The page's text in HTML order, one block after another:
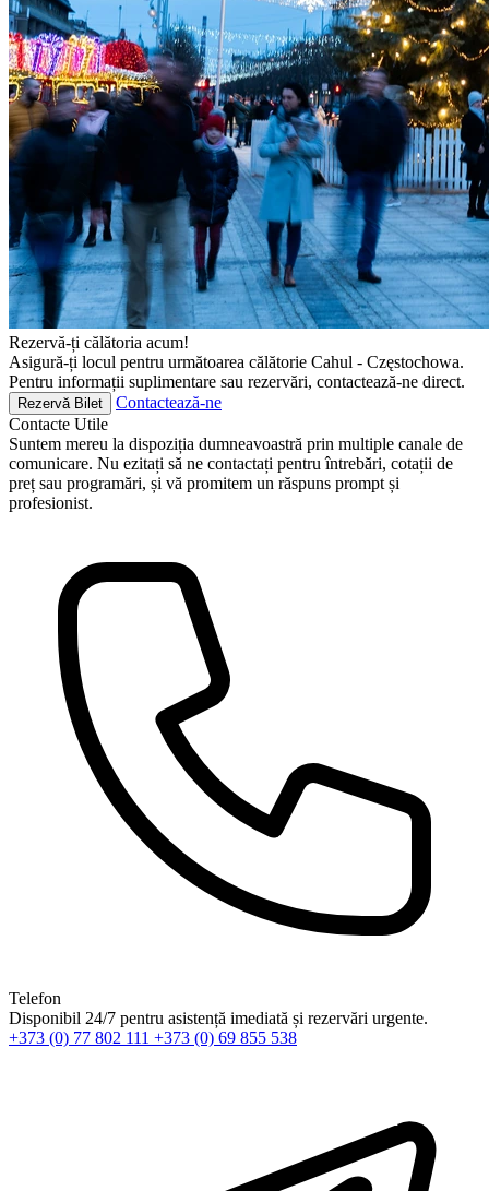
Rezervă-ți călătoria acum!
Asigură-ți locul pentru următoarea călătorie Cahul - Częstochowa.
Pentru informații suplimentare sau rezervări, contactează-ne direct.
Rezervă Bilet
Contactează-ne
Contacte Utile
Suntem mereu la dispoziția dumneavoastră prin multiple canale de
comunicare. Nu ezitați să ne contactați pentru întrebări, cotații de
preț sau programări, și vă promitem un răspuns prompt și
profesionist.
Telefon
Disponibil 24/7 pentru asistență imediată și rezervări urgente.
+373 (0) 77 802 111 +373 (0) 69 855 538